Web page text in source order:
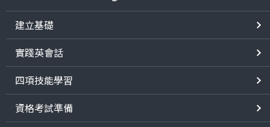
建立基礎
實踐英會話
四項技能學習
資格考試準備